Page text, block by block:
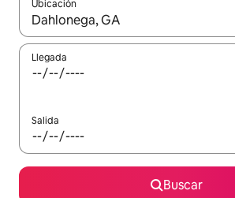
Ubicación
Cuando los resultados estén
Llegada
Salida
Buscar